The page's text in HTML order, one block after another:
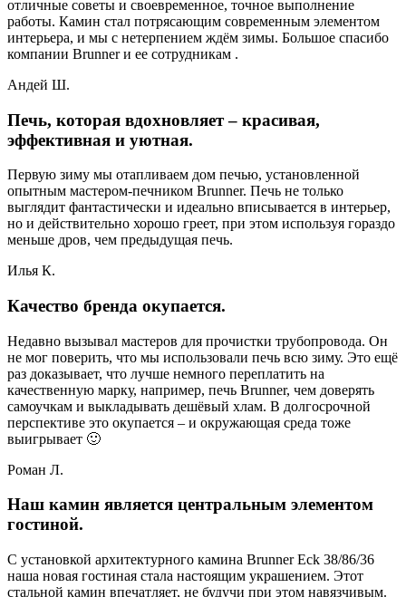
отличные советы и своевременное, точное выполнение
работы. Камин стал потрясающим современным элементом
интерьера, и мы с нетерпением ждём зимы. Большое спасибо
компании Brunner и ее сотрудникам .
Андей Ш.
Печь, которая вдохновляет – красивая,
эффективная и уютная.
Первую зиму мы отапливаем дом печью, установленной
опытным мастером-печником Brunner. Печь не только
выглядит фантастически и идеально вписывается в интерьер,
но и действительно хорошо греет, при этом используя гораздо
меньше дров, чем предыдущая печь.
Илья К.
Качество бренда окупается.
Недавно вызывал мастеров для прочистки трубопровода. Он
не мог поверить, что мы использовали печь всю зиму. Это ещё
раз доказывает, что лучше немного переплатить на
качественную марку, например, печь Brunner, чем доверять
самоучкам и выкладывать дешёвый хлам. В долгосрочной
перспективе это окупается – и окружающая среда тоже
выигрывает 🙂
Роман Л.
Наш камин является центральным элементом
гостиной.
С установкой архитектурного камина Brunner Eck 38/86/36
наша новая гостиная стала настоящим украшением. Этот
стальной камин впечатляет, не будучи при этом навязчивым.